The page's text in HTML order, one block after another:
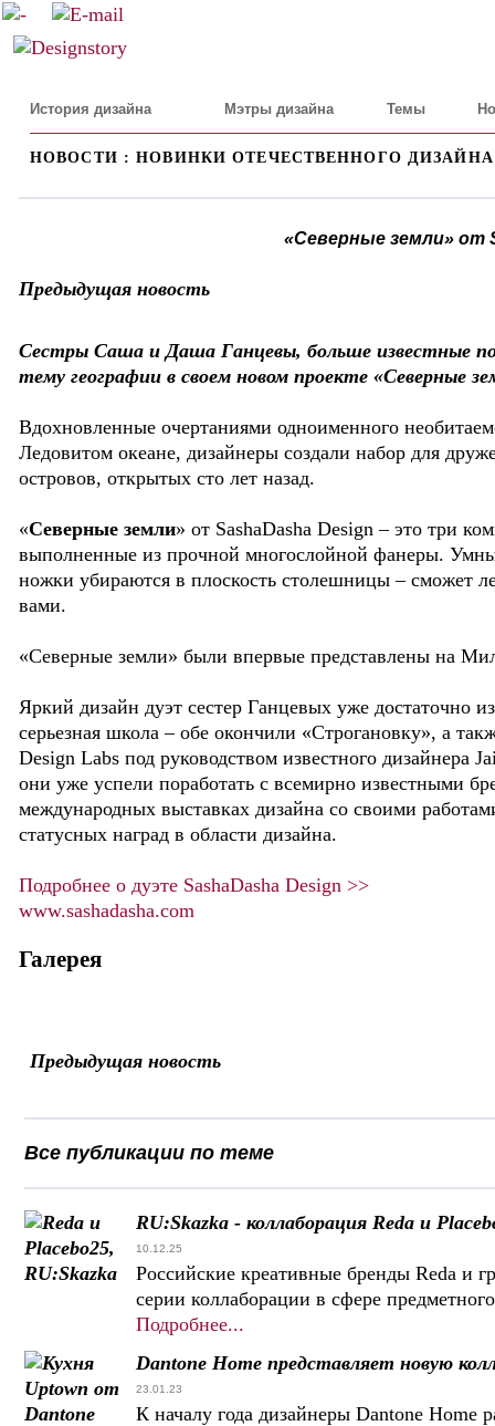
История дизайна Мэтры дизайна Темы
НОВОСТИ : НОВИНКИ ОТЕЧЕСТВЕННОГО ДИЗАЙНА
«Северные земли» от
Предыдущая новость
Сестры Саша и Даша Ганцевы, больше известные
тему географии в своем новом проекте «Северные
Вдохновленные очертаниями одноименного
Ледовитом океане, дизайнеры создали набор для
островов, открытых сто лет назад.
«Северные земли» от SashaDasha Design – это три
выполненные из прочной многослойной фанеры.
ножки убираются в плоскость столешницы – сможет
вами.
«Северные земли» были впервые представлены на
Яркий дизайн дуэт сестер Ганцевых уже достаточно
серьезная школа – обе окончили «Строгановку», а
Design Labs под руководством известного дизайнера
они уже успели поработать с всемирно известными
международных выставках дизайна со своими
статусных наград в области дизайна.
Подробнее о дуэте SashaDasha Design >>
www.sashadasha.com
Галерея
Предыдущая новость
Все публикации по теме
RU:Skazka - коллаборация Reda и
10.12.25
Российские креативные бренды Reda и
серии коллаборации в сфере
Подробнее...
Dantone Home представляет новую
23.01.23
К началу года дизайнеры Dantone Home